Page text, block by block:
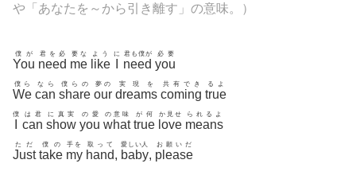
や「あなたを～から引き離す」の意味。）
You
僕が
need
君を必
me
要な
like
よう に
need
君も僕が
you
必要
We
僕ら
can
なら
share
僕らの
our
夢の
dreams
実現を
coming
共有でき
true
るよ
僕
can
は君
show
に真実
you
の愛
what
の意味
true
が何
love
か見せ
means
られるよ
Just
ただ
take
僕の
my
手を
hand
取って
, baby
愛しい人
, please
お願いだ